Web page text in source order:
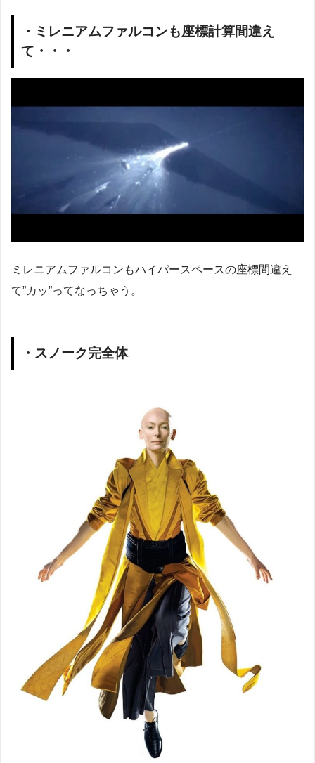
・ミレニアムファルコンも座標計算間違え
て・・・
ミレニアムファルコンもハイパースペースの座標間違え
て”カッ”ってなっちゃう。
・スノーク完全体